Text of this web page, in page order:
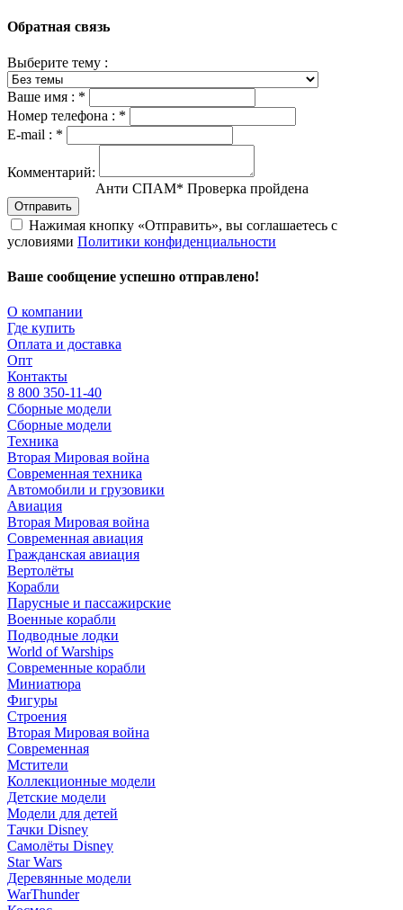
Обратная связь
Выберите тему :
Ваше имя : *
Номер телефона : *
E-mail : *
Комментарий:
Анти СПАМ* Проверка пройдена
Отправить
Нажимая кнопку «Отправить», вы соглашаетесь с
условиями Политики конфиденциальности
Ваше сообщение успешно отправлено!
О компании
Где купить
Оплата и доставка
Опт
Контакты
8 800 350-11-40
Сборные модели
Сборные модели
Техника
Вторая Мировая война
Современная техника
Автомобили и грузовики
Авиация
Вторая Мировая война
Современная авиация
Гражданская авиация
Вертолёты
Корабли
Парусные и пассажирские
Военные корабли
Подводные лодки
World of Warships
Современные корабли
Миниатюра
Фигуры
Строения
Вторая Мировая война
Современная
Мстители
Коллекционные модели
Детские модели
Модели для детей
Тачки Disney
Самолёты Disney
Star Wars
Деревянные модели
WarThunder